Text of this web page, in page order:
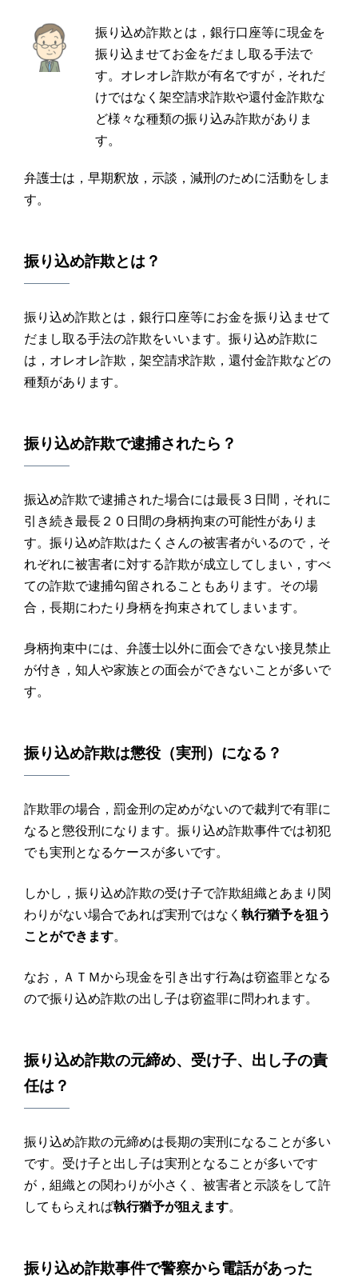
振り込め詐欺とは，銀行口座等に現金を
振り込ませてお金をだまし取る手法で
す。オレオレ詐欺が有名ですが，それだ
けではなく架空請求詐欺や還付金詐欺な
ど様々な種類の振り込み詐欺がありま
す。
弁護士は，早期釈放，示談，減刑のために活動をしま
す。
振り込め詐欺とは？
振り込め詐欺とは，銀行口座等にお金を振り込ませて
だまし取る手法の詐欺をいいます。振り込め詐欺に
は，オレオレ詐欺，架空請求詐欺，還付金詐欺などの
種類があります。
振り込め詐欺で逮捕されたら？
振込め詐欺で逮捕された場合には最長３日間，それに
引き続き最長２０日間の身柄拘束の可能性がありま
す。振り込め詐欺はたくさんの被害者がいるので，そ
れぞれに被害者に対する詐欺が成立してしまい，すべ
ての詐欺で逮捕勾留されることもあります。その場
合，長期にわたり身柄を拘束されてしまいます。
身柄拘束中には、弁護士以外に面会できない接見禁止
が付き，知人や家族との面会ができないことが多いで
す。
振り込め詐欺は懲役（実刑 ）になる？
詐欺罪の場合，罰金刑の定めがないので裁判で有罪に
なると懲役刑になります。振り込め詐欺事件では初犯
でも実刑となるケースが多いです。
しかし，振り込め詐欺の受け子で詐欺組織とあまり関
わりがない場合であれば実刑ではなく 執行猶予を狙う
ことができます。
なお，ＡＴＭから現金を引き出す行為は窃盗罪となる
ので振り込め詐欺の出し子は窃盗罪に問われます。
振り込め詐欺の元締め、 受け子、 出し子の責
任は？
振り込め詐欺の元締めは長期の実刑になることが多い
です。受け子と出し子は実刑となることが多いです
が，組織との関わりが小さく、被害者と示談をして許
してもらえれば執行猶予が狙えます。
振り込め詐欺事件で警察から電話があった